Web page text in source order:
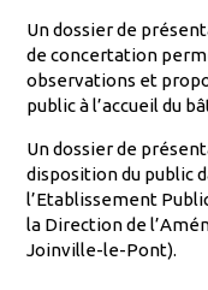
Un dossier de
de concertation
observations et
public à l’accueil du
Un dossier de
disposition du public
l’Etablissement
la Direction de
Joinville-le-Pont).